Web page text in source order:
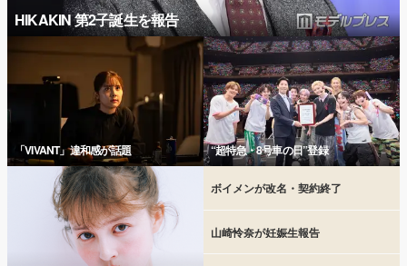
HIKAKIN 第2子誕生を報告
「VIVANT」違和感が話題 “超特急・8号車の日”登録
ボイメンが改名・契約終了
山崎怜奈が妊娠生報告